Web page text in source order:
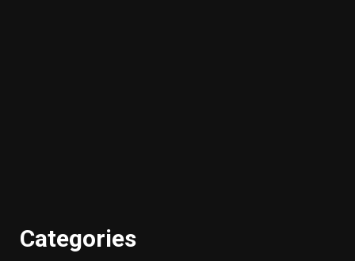
Categories